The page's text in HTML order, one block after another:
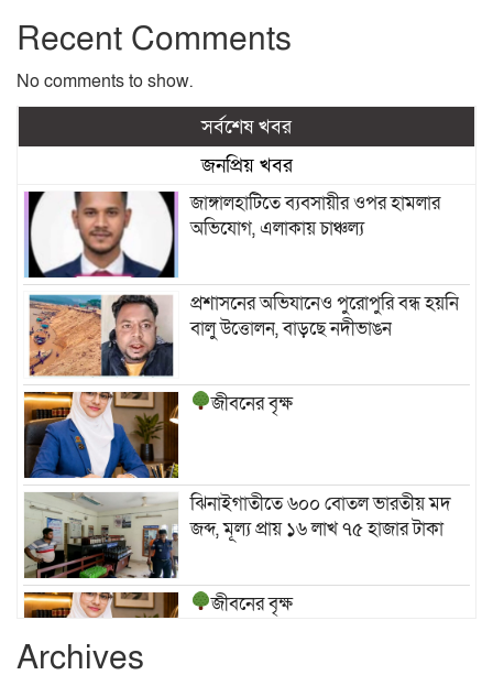
Recent Comments
No comments to show.
সর্বশেষ খবর
জনপ্রিয় খবর
জাঙ্গালহাটিতে ব্যবসায়ীর ওপর হামলার
অভিযোগ, এলাকায় চাঞ্চল্য
প্রশাসনের অভিযানেও পুরোপুরি বন্ধ হয়নি
বালু উত্তোলন, বাড়ছে নদীভাঙন
জীবনের বৃক্ষ
ঝিনাইগাতীতে ৬০০ বোতল ভারতীয় মদ
জব্দ, মূল্য প্রায় ১৬ লাখ ৭৫ হাজার টাকা
জীবনের বৃক্ষ
Archives